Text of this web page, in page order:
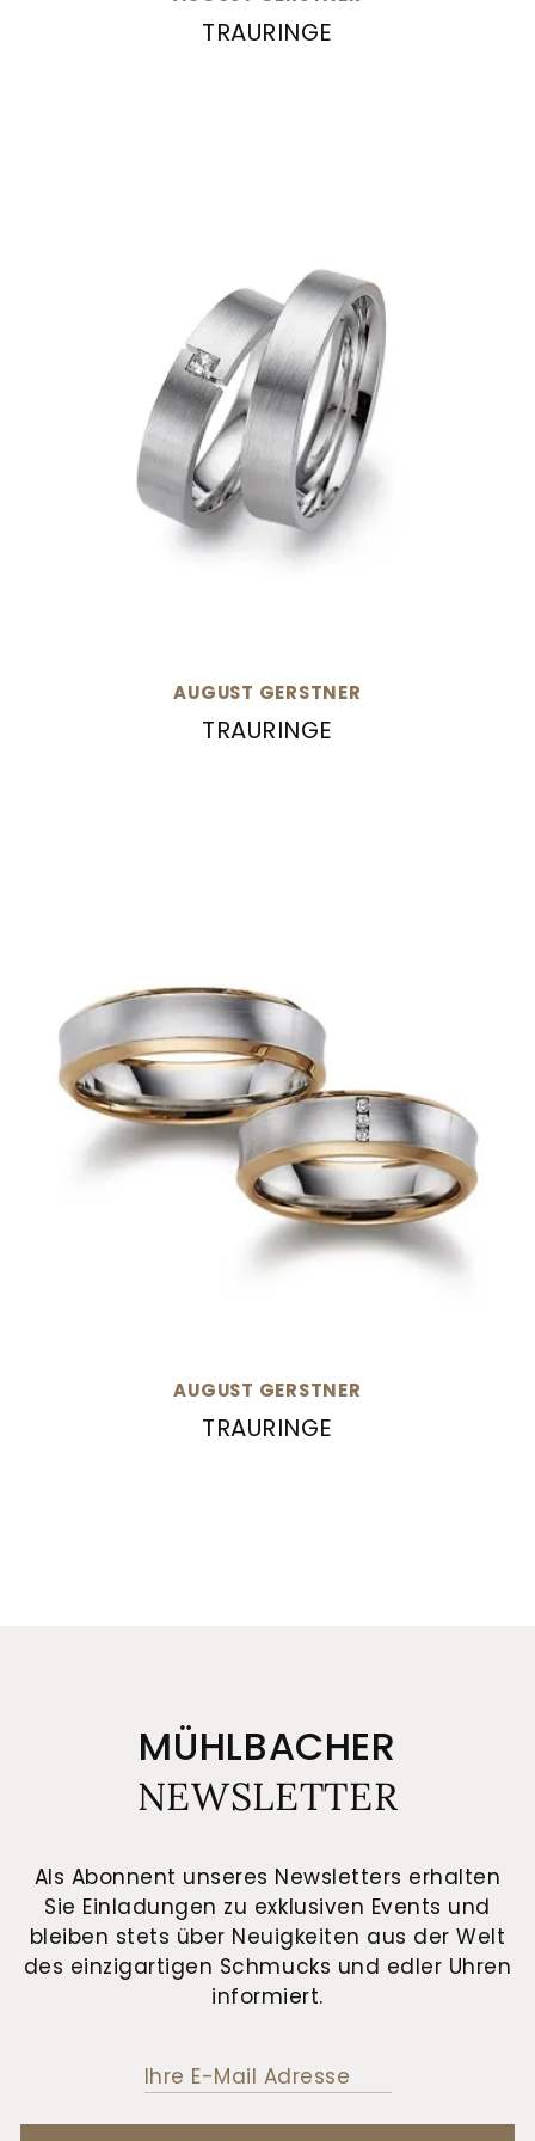
TRAURINGE
AUGUST GERSTNER
TRAURINGE
AUGUST GERSTNER
TRAURINGE
MÜHLBACHER
NEWSLETTER
Als Abonnent unseres Newsletters erhalten
Sie Einladungen zu exklusiven Events und
bleiben stets über Neuigkeiten aus der Welt
des einzigartigen Schmucks und edler Uhren
informiert.